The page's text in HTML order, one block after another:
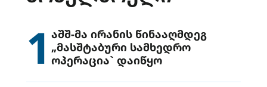
1 აშშ-მა ირანის წინააღმდეგ
„მასშტაბური სამხედრო
ოპერაცია` დაიწყო